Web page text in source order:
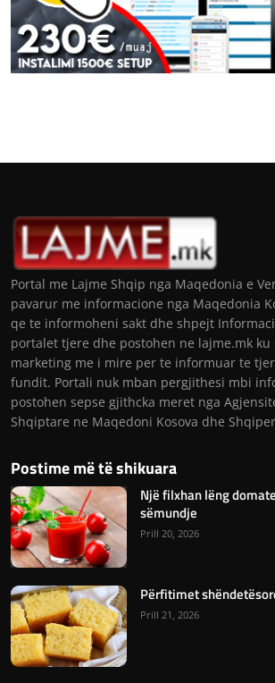
Portal me Lajme Shqip nga Maqedonia e
pavarur me informacione nga Maqedonia
qe te informoheni sakt dhe shpejt
portalet tjere dhe postohen ne lajme.mk
marketing me i mire per te informuar te
fundit. Portali nuk mban pergjithesi mbi
postohen sepse gjithcka meret nga
Shqiptare ne Maqedoni Kosova dhe
Postime më të shikuara
Një filxhan lëng
sëmundje
Prill 20, 2026
Përfitimet
Prill 21, 2026